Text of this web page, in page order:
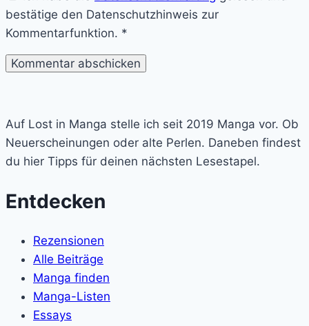
bestätige den Datenschutzhinweis zur
Kommentarfunktion. *
Manga
Auf Lost in Manga stelle ich seit 2019 Manga vor. Ob
Neuerscheinungen oder alte Perlen. Daneben findest
du hier Tipps für deinen nächsten Lesestapel.
Entdecken
Rezensionen
Alle Beiträge
Manga finden
Manga-Listen
Essays